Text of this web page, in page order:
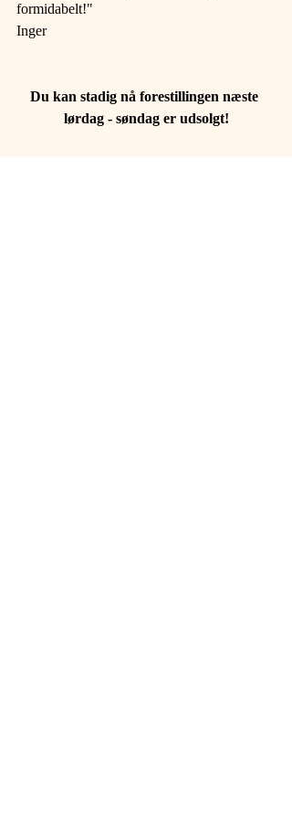
formidabelt!"
Inger
Du kan stadig nå forestillingen næste
lørdag - søndag er udsolgt!